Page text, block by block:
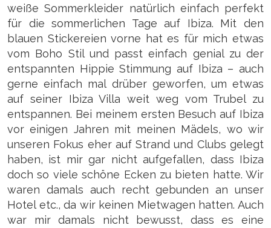
weiße Sommerkleider natürlich einfach perfekt
für die sommerlichen Tage auf Ibiza. Mit den
blauen Stickereien vorne hat es für mich etwas
vom Boho Stil und passt einfach genial zu der
entspannten Hippie Stimmung auf Ibiza – auch
gerne einfach mal drüber geworfen, um etwas
auf seiner Ibiza Villa weit weg vom Trubel zu
entspannen. Bei meinem ersten Besuch auf Ibiza
vor einigen Jahren mit meinen Mädels, wo wir
unseren Fokus eher auf Strand und Clubs gelegt
haben, ist mir gar nicht aufgefallen, dass Ibiza
doch so viele schöne Ecken zu bieten hatte. Wir
waren damals auch recht gebunden an unser
Hotel etc., da wir keinen Mietwagen hatten. Auch
war mir damals nicht bewusst, dass es eine